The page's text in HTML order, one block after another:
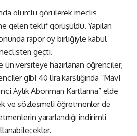
olumlu görülerek meclis
gelen teklif görüşüldü. Yapılan
rapor oy birliğiyle kabul
geçti.
üniversiteye hazırlanan öğrenciler,
gibi 40 lira karşılığında “Mavi
Aylık Abonman Kartlarına” elde
ve sözleşmeli öğretmenler de
yararlandığı indirimli